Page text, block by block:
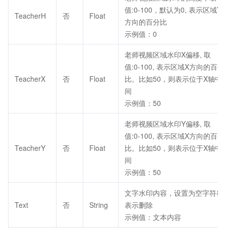
TeacherH 否 Float
值:0-100，默认为0, 表示区域Y
方向的百分比
示例值：0
TeacherX 否 Float
老师视频区域水印X偏移, 取
值:0-100, 表示区域X方向的百分
比。比如50，则表示位于X轴中
间
示例值：50
TeacherY 否 Float
老师视频区域水印Y偏移, 取
值:0-100, 表示区域X方向的百分
比。比如50，则表示位于X轴中
间
示例值：50
Text 否 String
文字水印内容，设置为空字符串
表示删除
示例值：文本内容